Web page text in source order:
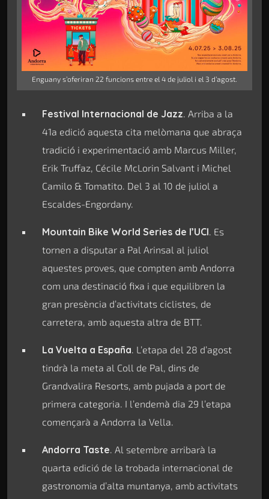
Enguany s’oferiran 22 funcions entre el 4 de juliol i el 3 d’agost.
Festival Internacional de Jazz. Arriba a la
41a edició aquesta cita melòmana que abraça
tradició i experimentació amb Marcus Miller,
Erik Truffaz, Cécile McLorin Salvant i Michel
Camilo & Tomatito. Del 3 al 10 de juliol a
Escaldes-Engordany.
Mountain Bike World Series de l’UCI. Es
tornen a disputar a Pal Arinsal al juliol
aquestes proves, que compten amb Andorra
com una destinació fixa i que equilibren la
gran presència d’activitats ciclistes, de
carretera, amb aquesta altra de BTT.
La Vuelta a España. L’etapa del 28 d’agost
tindrà la meta al Coll de Pal, dins de
Grandvalira Resorts, amb pujada a port de
primera categoria. I l’endemà dia 29 l’etapa
començarà a Andorra la Vella.
Andorra Taste. Al setembre arribarà la
quarta edició de la trobada internacional de
gastronomia d’alta muntanya, amb activitats